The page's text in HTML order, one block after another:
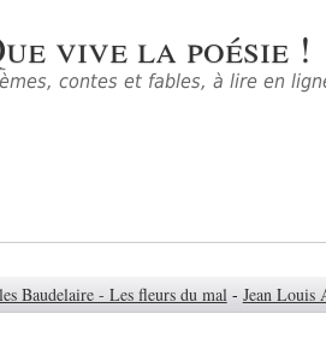
vive la poésie !
contes et fables, à lire en
Baudelaire - Les fleurs du mal - Jean Louis